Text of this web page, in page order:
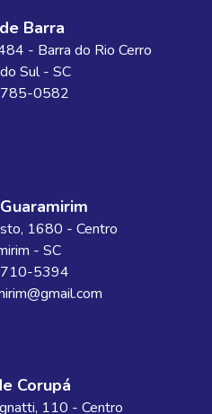
Barra
- Barra do Rio Cerro
Sul- SC
0582
, 1680 - Centro
- SC
5394
Corupá
, 110 - Centro